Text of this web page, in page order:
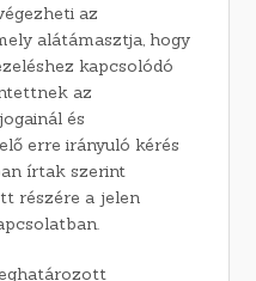
az
alátámasztja, hogy
kapcsolódó
az
és
erre irányuló kérés
írtak szerint
részére a jelen